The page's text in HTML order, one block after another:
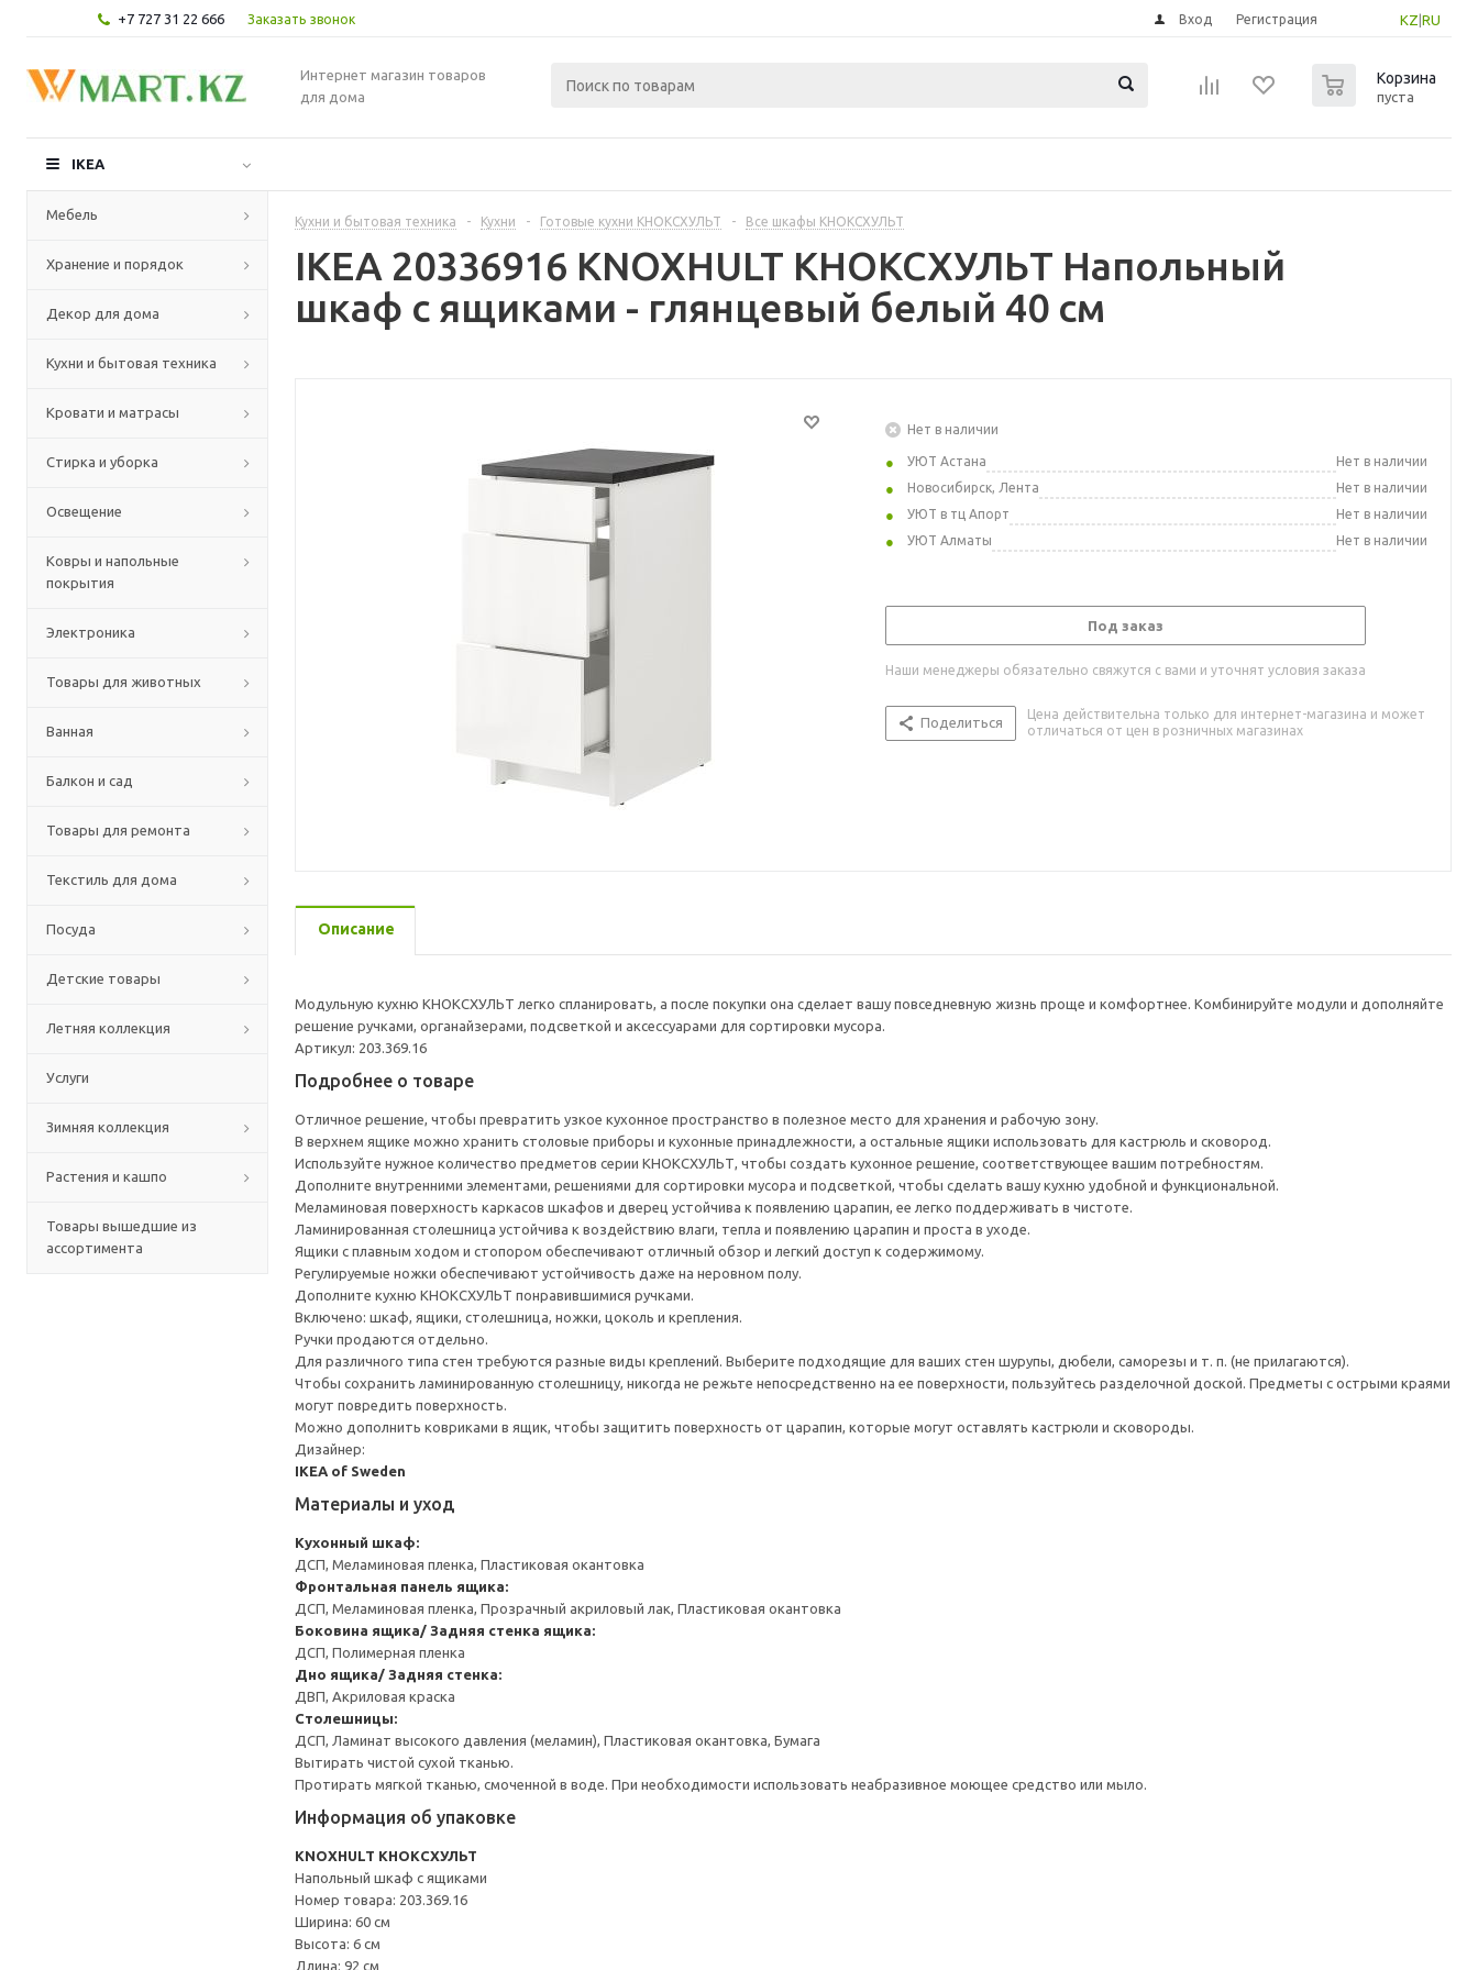
+7 727 31 22 666 Заказать звонок KZ RU
Вход Регистрация
Интернет магазин товаров
для дома
Корзина
пуста
IKEA
Мебель
Хранение и порядок
Декор для дома
Кухни и бытовая техника
Кровати и матрасы
Стирка и уборка
Освещение
Ковры и напольные
покрытия
Электроника
Товары для животных
Ванная
Балкон и сад
Товары для ремонта
Текстиль для дома
Посуда
Детские товары
Летняя коллекция
Услуги
Зимняя коллекция
Растения и кашпо
Товары вышедшие из
ассортимента
Кухни и бытовая техника - Кухни - Готовые кухни КНОКСХУЛЬТ - Все шкафы КНОКСХУЛЬТ
IKEA 20336916 KNOXHULT КНОКСХУЛЬТ Напольный
шкаф с ящиками - глянцевый белый 40 см
Нет в наличии
УЮТ Астана
Нет в наличии
Новосибирск, Лента
Нет в наличии
УЮТ в тц Апорт
Нет в наличии
УЮТ Алматы
Нет в наличии
Под заказ
Наши менеджеры обязательно свяжутся с вами и уточнят условия заказа
Поделиться
Цена действительна только для интернет-магазина и может
отличаться от цен в розничных магазинах
Описание
Модульную кухню КНОКСХУЛЬТ легко спланировать, а после покупки она сделает вашу повседневную жизнь проще и комфортнее. Комбинируйте модули и дополняйте
решение ручками, органайзерами, подсветкой и аксессуарами для сортировки мусора.
Артикул: 203.369.16
Подробнее о товаре
Отличное решение, чтобы превратить узкое кухонное пространство в полезное место для хранения и рабочую зону.
В верхнем ящике можно хранить столовые приборы и кухонные принадлежности, а остальные ящики использовать для кастрюль и сковород.
Используйте нужное количество предметов серии КНОКСХУЛЬТ, чтобы создать кухонное решение, соответствующее вашим потребностям.
Дополните внутренними элементами, решениями для сортировки мусора и подсветкой, чтобы сделать вашу кухню удобной и функциональной.
Меламиновая поверхность каркасов шкафов и дверец устойчива к появлению царапин, ее легко поддерживать в чистоте.
Ламинированная столешница устойчива к воздействию влаги, тепла и появлению царапин и проста в уходе.
Ящики с плавным ходом и стопором обеспечивают отличный обзор и легкий доступ к содержимому.
Регулируемые ножки обеспечивают устойчивость даже на неровном полу.
Дополните кухню КНОКСХУЛЬТ понравившимися ручками.
Включено: шкаф, ящики, столешница, ножки, цоколь и крепления.
Ручки продаются отдельно.
Для различного типа стен требуются разные виды креплений. Выберите подходящие для ваших стен шурупы, дюбели, саморезы и т. п. (не прилагаются).
Чтобы сохранить ламинированную столешницу, никогда не режьте непосредственно на ее поверхности, пользуйтесь разделочной доской. Предметы с острыми краями
могут повредить поверхность.
Можно дополнить ковриками в ящик, чтобы защитить поверхность от царапин, которые могут оставлять кастрюли и сковороды.
Дизайнер:
IKEA of Sweden
Материалы и уход
Кухонный шкаф:
ДСП, Меламиновая пленка, Пластиковая окантовка
Фронтальная панель ящика:
ДСП, Меламиновая пленка, Прозрачный акриловый лак, Пластиковая окантовка
Боковина ящика/ Задняя стенка ящика:
ДСП, Полимерная пленка
Дно ящика/ Задняя стенка:
ДВП, Акриловая краска
Столешницы:
ДСП, Ламинат высокого давления (меламин), Пластиковая окантовка, Бумага
Вытирать чистой сухой тканью.
Протирать мягкой тканью, смоченной в воде. При необходимости использовать неабразивное моющее средство или мыло.
Информация об упаковке
KNOXHULT КНОКСХУЛЬТ
Напольный шкаф с ящиками
Номер товара: 203.369.16
Ширина: 60 см
Высота: 6 см
Длина: 92 см